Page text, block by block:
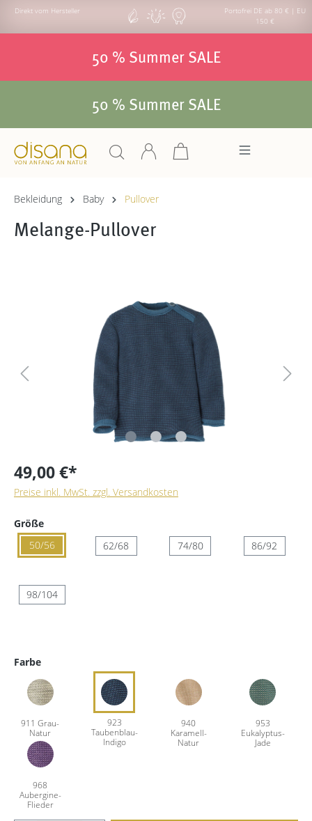
Direkt vom Hersteller
Portofrei DE ab 80 € | EU
150 €
50 % Summer SALE
50 % Summer SALE
Bekleidung Baby Pullover
Melange-Pullover
49,00 €*
Preise inkl. MwSt. zzgl. Versandkosten
Größe
50/56
62/68 74/80 86/92
98/104
Farbe